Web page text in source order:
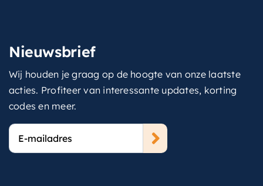
Nieuwsbrief
Wij houden je graag op de hoogte van onze laatste
acties. Profiteer van interessante updates, korting
codes en meer.
E-
mailadres